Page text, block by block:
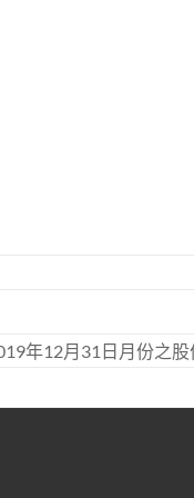
年12月31日月份之